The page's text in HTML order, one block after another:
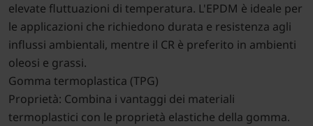
elevate fluttuazioni di temperatura. L'EPDM è ideale per
le applicazioni che richiedono durata e resistenza agli
influssi ambientali, mentre il CR è preferito in ambienti
oleosi e grassi.
Gomma termoplastica (TPG)
Proprietà: Combina i vantaggi dei materiali
termoplastici con le proprietà elastiche della gomma.